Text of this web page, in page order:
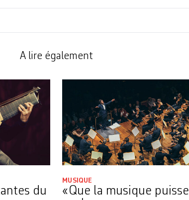
A lire également
du
MUSIQUE
« Que la musique puisse